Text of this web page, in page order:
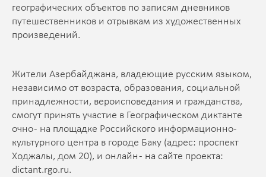
географических объектов по записям дневников
путешественников и отрывкам из художественных
произведений.
Жители Азербайджана, владеющие русским языком,
независимо от возраста, образования, социальной
принадлежности, вероисповедания и гражданства,
смогут принять участие в Географическом диктанте
очно - на площадке Российского информационно-
культурного центра в городе Баку (адрес: проспект
Ходжалы, дом 20), и онлайн - на сайте проекта:
dictant.rgo.ru.